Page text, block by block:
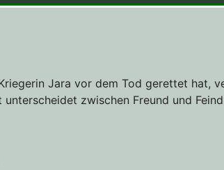
Jara vor dem Tod gerettet hat,
zwischen Freund und